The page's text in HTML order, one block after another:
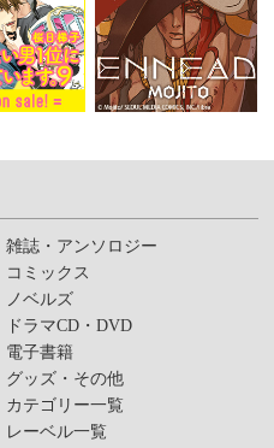
雑誌・アンソロジー
コミックス
ノベルズ
ドラマCD・DVD
電子書籍
グッズ・その他
カテゴリー一覧
レーベル一覧